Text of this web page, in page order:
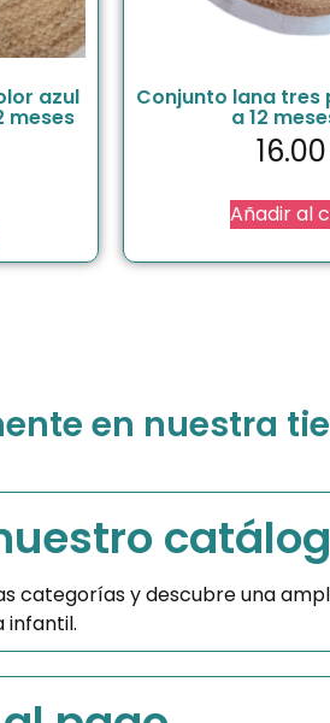
azul
meses
Conjunto lana tres
a 12
16.00
Añadir al
en nuestra
categorías y descubre una
infantil.